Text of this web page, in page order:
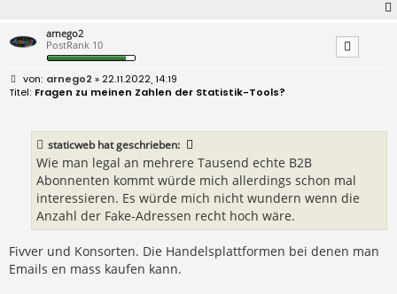
arnego2
PostRank 10
B
e
i
arnego2 » 22.11.2022, 14:19
Fragen zu meinen Zahlen der Statistik-Tools?
staticwebhat geschrieben:
Wie man legal an mehrere Tausend echte B2B
Abonnenten kommt würde mich allerdings schon mal
interessieren. Es würde mich nicht wundern wenn die
Anzahl der Fake-Adressen recht hoch wäre.
Fivver und Konsorten. Die Handelsplattformen bei denen man
Emails en mass kaufen kann.